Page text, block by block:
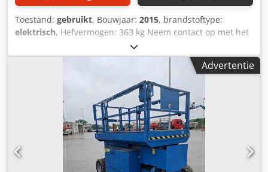
Toestand: gebruikt, Bouwjaar: 2015, brandstoftype:
elektrisch, Hefvermogen: 363 kg Neem contact op met het
gebruikte machines centrum voor meer informatie. Csdpfx
Ajzfkwzjafjha
Advertentie